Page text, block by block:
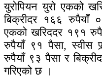
युरोपियन युरो एकको
बिक्रीदर १६६ रुपैयाँ
एकको खरिददर १९१
रुपैयाँ ९१ पैसा, स्वीस
रुपैयाँ ९३ पैसा र
गरिएको छ ।